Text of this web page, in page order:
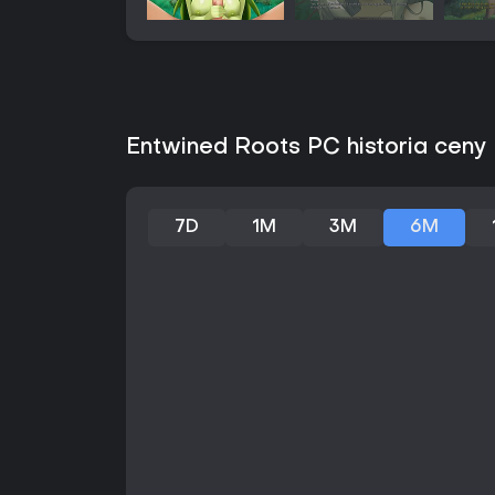
Entwined Roots PC historia ceny
7D 1M 3M 6M